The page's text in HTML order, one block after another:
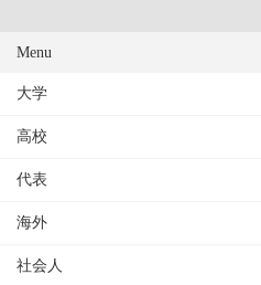
Menu
大学
高校
代表
海外
社会人